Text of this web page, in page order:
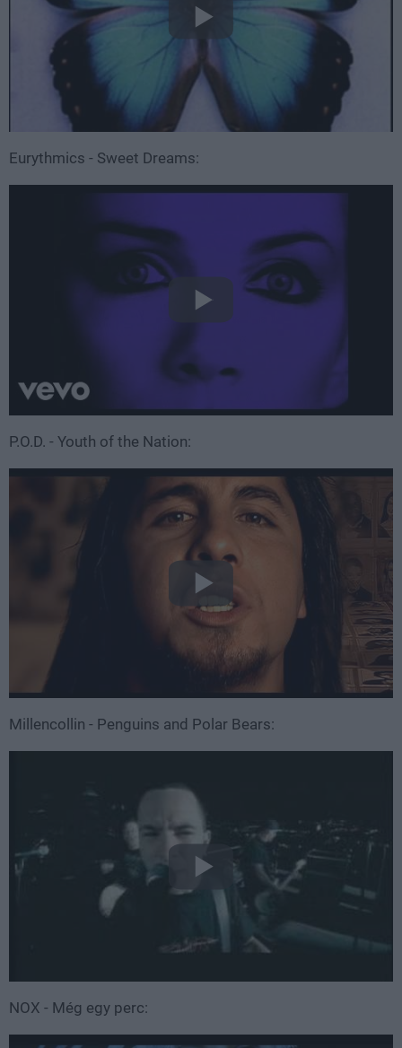
Eurythmics - Sweet Dreams:
P.O.D. - Youth of the Nation:
Millencollin - Penguins and Polar Bears:
NOX - Még egy perc: